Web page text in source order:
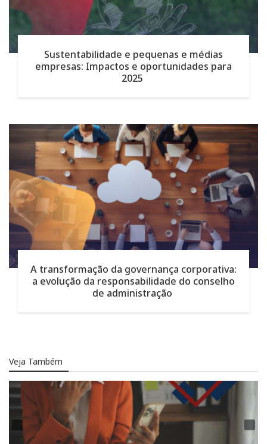
Sustentabilidade e pequenas e médias
empresas: Impactos e oportunidades para
2025
A transformação da governança corporativa:
a evolução da responsabilidade do conselho
de administração
Veja Também